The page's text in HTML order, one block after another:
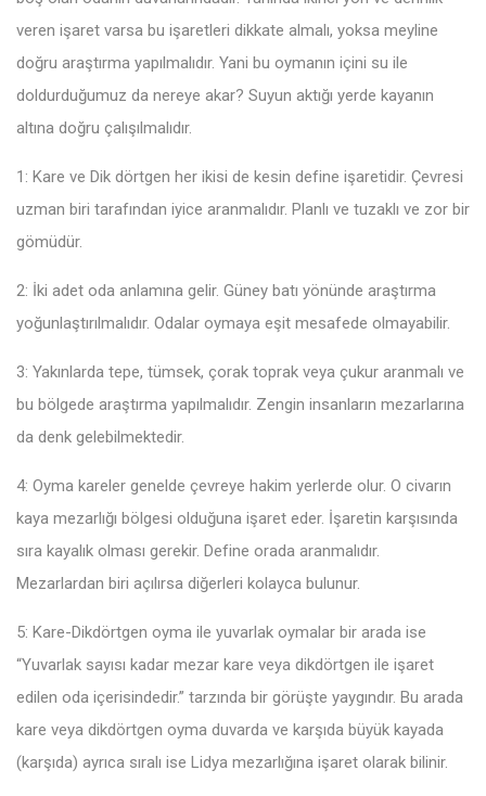
veren işaret varsa bu işaretleri dikkate almalı, yoksa meyline
doğru araştırma yapılmalıdır. Yani bu oymanın içini su ile
doldurduğumuz da nereye akar? Suyun aktığı yerde kayanın
altına doğru çalışılmalıdır.
1: Kare ve Dik dörtgen her ikisi de kesin define işaretidir. Çevresi
uzman biri tarafından iyice aranmalıdır. Planlı ve tuzaklı ve zor bir
gömüdür.
2: İki adet oda anlamına gelir. Güney batı yönünde araştırma
yoğunlaştırılmalıdır. Odalar oymaya eşit mesafede olmayabilir.
3: Yakınlarda tepe, tümsek, çorak toprak veya çukur aranmalı ve
bu bölgede araştırma yapılmalıdır. Zengin insanların mezarlarına
da denk gelebilmektedir.
4: Oyma kareler genelde çevreye hakim yerlerde olur. O civarın
kaya mezarlığı bölgesi olduğuna işaret eder. İşaretin karşısında
sıra kayalık olması gerekir. Define orada aranmalıdır.
Mezarlardan biri açılırsa diğerleri kolayca bulunur.
5: Kare-Dikdörtgen oyma ile yuvarlak oymalar bir arada ise
“Yuvarlak sayısı kadar mezar kare veya dikdörtgen ile işaret
edilen oda içerisindedir.” tarzında bir görüşte yaygındır. Bu arada
kare veya dikdörtgen oyma duvarda ve karşıda büyük kayada
(karşıda) ayrıca sıralı ise Lidya mezarlığına işaret olarak bilinir.